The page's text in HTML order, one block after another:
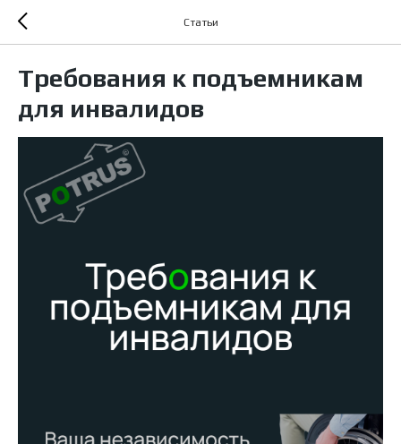
Статьи
Требования к подъемникам
для инвалидов